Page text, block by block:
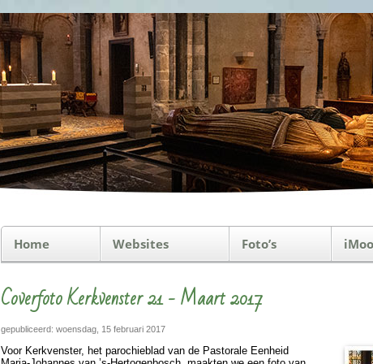
Home Websites Foto’s
Coverfoto Kerkvenster 21 - Maart 2017
gepubliceerd: woensdag, 15 februari 2017
Voor Kerkvenster, het pa­ro­chie­blad van de Pas­to­rale Eenheid